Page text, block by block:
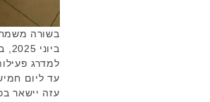
למדרג
עזה יישאר